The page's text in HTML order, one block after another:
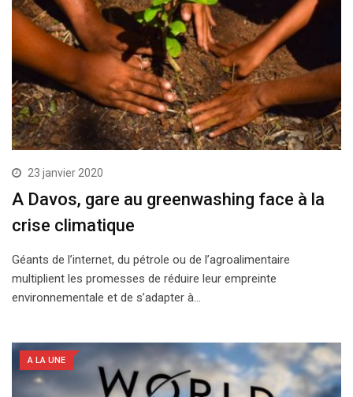
23 janvier 2020
A Davos, gare au greenwashing face à la
crise climatique
Géants de l’internet, du pétrole ou de l’agroalimentaire
multiplient les promesses de réduire leur empreinte
environnementale et de s’adapter à…
A LA UNE